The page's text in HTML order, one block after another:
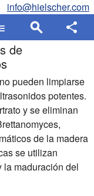
info@hielscher.com
de
pueden limpiarse
potentes.
y se eliminan
de la madera
se utilizan
la maduración del